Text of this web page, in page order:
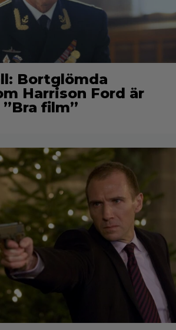
Bortglömda
Harrison Ford är
film”